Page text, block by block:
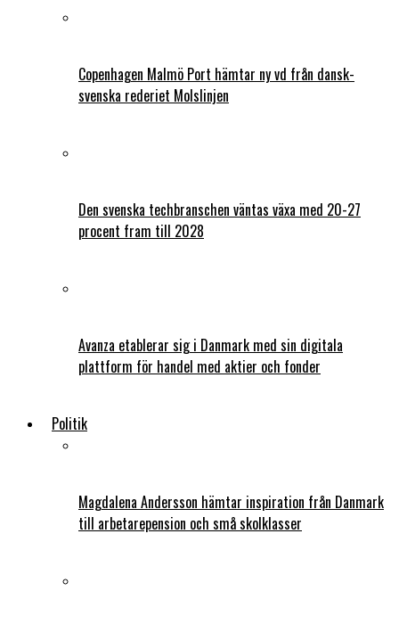
Copenhagen Malmö Port hämtar ny vd från dansk-
svenska rederiet Molslinjen
Den svenska techbranschen väntas växa med 20-27
procent fram till 2028
Avanza etablerar sig i Danmark med sin digitala
plattform för handel med aktier och fonder
Politik
Magdalena Andersson hämtar inspiration från Danmark
till arbetarepension och små skolklasser